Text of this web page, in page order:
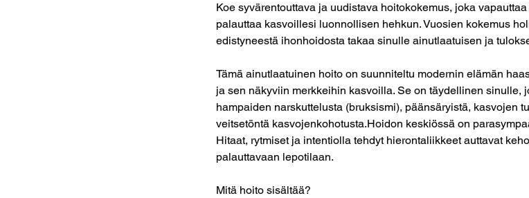
Koe syvärentouttava ja uudistava hoitokokemus, joka
palauttaa kasvoillesi luonnollisen hehkun. Vuosien kokemus
edistyneestä ihonhoidosta takaa sinulle ainutlaatuisen ja
Tämä ainutlaatuinen hoito on suunniteltu modernin elämän
ja sen näkyviin merkkeihin kasvoilla. Se on täydellinen sinulle,
hampaiden narskuttelusta (bruksismi), päänsäryistä, kasvojen
veitsetöntä kasvojenkohotusta.Hoidon keskiössä on
Hitaat, rytmiset ja intentiolla tehdyt hierontaliikkeet auttavat
palauttavaan lepotilaan.
Mitä hoito sisältää?